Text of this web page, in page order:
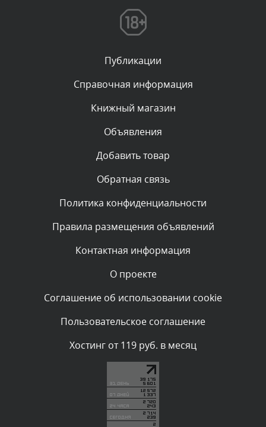
Текст комментария будет виден после проверки
Комментарий проверяется
Текст комментария будет виден после проверки
администратором.
Комментарий проверяется
Текст комментария будет виден после проверки
администратором.
Комментарий проверяется
администратором.
Комментарий проверяется
администратором.
Комментарий проверяется
Текст комментария будет виден после проверки
Комментарий проверяется
Публикации
Справочная информация
Книжный магазин
Объявления
Добавить товар
Обратная связь
Политика конфиденциальности
Правила размещения объявлений
Контактная информация
О проекте
Соглашение об использовании cookie
Пользовательское соглашение
Хостинг от 119 руб. в месяц